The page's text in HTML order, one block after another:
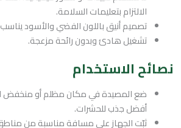
الالتزام بتعليمات السلامة.
تصميم أنيق باللون الفضي والأسود
تشغيل هادئ وبدون رائحة مزعجة.
نصائح الاستخدام
ضع المصيدة في مكان مظلم أو منخفض
أفضل جذب للحشرات.
ثبّت الجهاز على مسافة مناسبة من